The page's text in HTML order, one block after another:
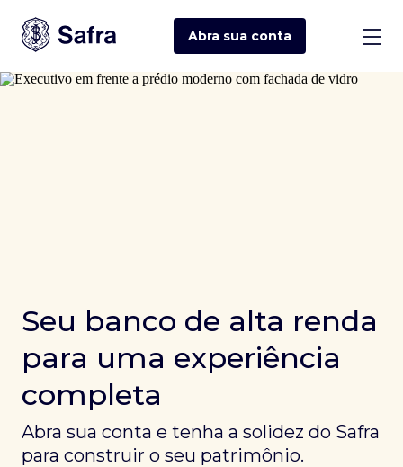
Abra sua conta
Seu banco de alta renda
para uma experiência
completa
Abra sua conta e tenha a solidez do Safra
para construir o seu patrimônio.